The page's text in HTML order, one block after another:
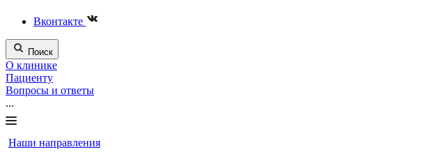
Вконтакте
Поиск
О клинике
Пациенту
Вопросы и ответы
...
Наши направления